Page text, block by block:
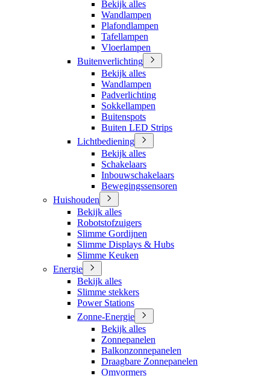
Bekijk alles
Wandlampen
Plafondlampen
Tafellampen
Vloerlampen
Buitenverlichting
Bekijk alles
Wandlampen
Padverlichting
Sokkellampen
Buitenspots
Buiten LED Strips
Lichtbediening
Bekijk alles
Schakelaars
Inbouwschakelaars
Bewegingssensoren
Huishouden
Bekijk alles
Robotstofzuigers
Slimme Gordijnen
Slimme Displays & Hubs
Slimme Keuken
Energie
Bekijk alles
Slimme stekkers
Power Stations
Zonne-Energie
Bekijk alles
Zonnepanelen
Balkonzonnepanelen
Draagbare Zonnepanelen
Omvormers